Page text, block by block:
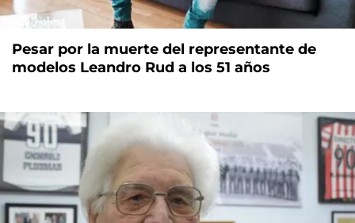
Pesar por la muerte del representante de
modelos Leandro Rud a los 51 años